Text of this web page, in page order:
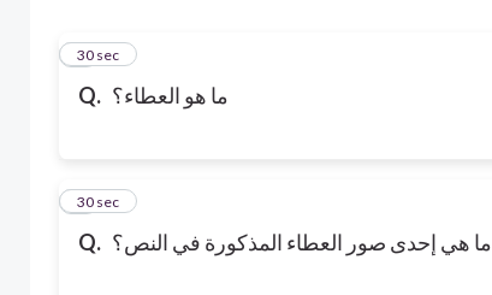
Q. ما هو العطاء؟
1
30 sec
Q. ما هي إحدى صور العطاء المذكورة في النص؟
2
30 sec